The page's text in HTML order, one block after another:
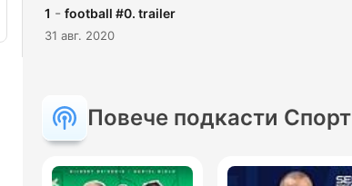
1 - football #0. trailer
31 авг. 2020
Повече подкасти Спорт